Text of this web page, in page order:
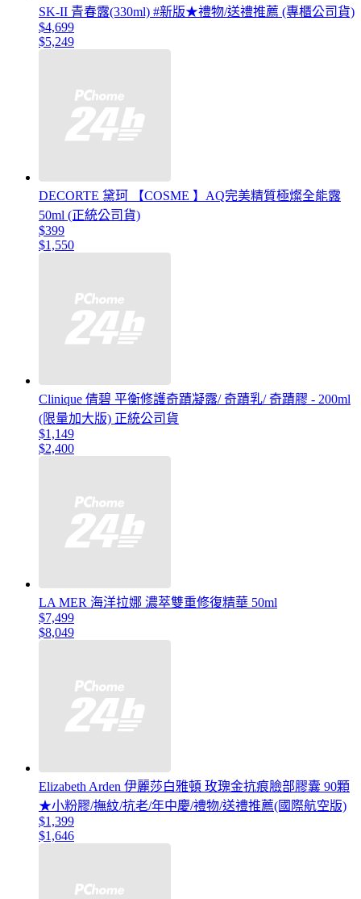
SK-II 青春露(330ml) #新版★禮物/送禮推薦 (專櫃公司貨)
$4,699
$5,249
DECORTE 黛珂 【COSME 】AQ完美精質極燦全能露
50ml (正統公司貨)
$399
$1,550
Clinique 倩碧 平衡修護奇蹟凝露/ 奇蹟乳/ 奇蹟膠 - 200ml
(限量加大版) 正統公司貨
$1,149
$2,400
LA MER 海洋拉娜 濃萃雙重修復精華 50ml
$7,499
$8,049
Elizabeth Arden 伊麗莎白雅頓 玫瑰金抗痕臉部膠囊 90顆
★小粉膠/撫紋/抗老/年中慶/禮物/送禮推薦(國際航空版)
$1,399
$1,646